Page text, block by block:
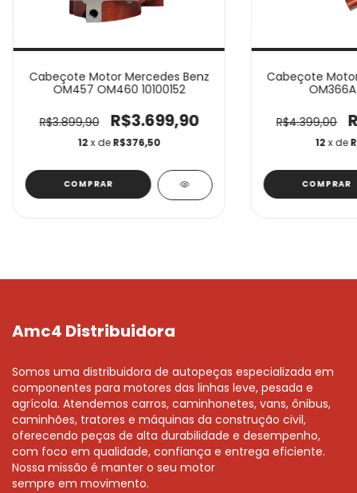
Cabeçote Motor Mercedes Benz
OM457 OM460 10100152
R$3.899,90 R$3.699,90
12x deR$376,50
Cabeçote
R$4.399,00
12 x de
Amc4 Distribuidora
Somos uma distribuidora de autopeças especializada em
componentes para motores das linhas leve, pesada e
agrícola. Atendemos carros, caminhonetes, vans, ônibus,
caminhões, tratores e máquinas da construção civil,
oferecendo peças de alta durabilidade e desempenho,
com foco em qualidade, confiança e entrega eficiente.
Nossa missão é manter o seu motor
sempre em movimento.